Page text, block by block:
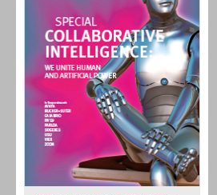
Personal
Inbound